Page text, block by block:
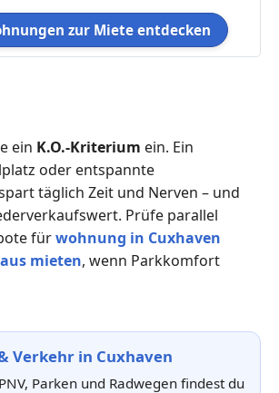
zur Miete entdecken
ein K.O.-Kriterium ein. Ein
oder entspannte
täglich Zeit und Nerven – und
Prüfe parallel
fürwohnung in Cuxhaven
mieten, wenn Parkkomfort
Verkehr in Cuxhaven
Parken und Radwegen findest du